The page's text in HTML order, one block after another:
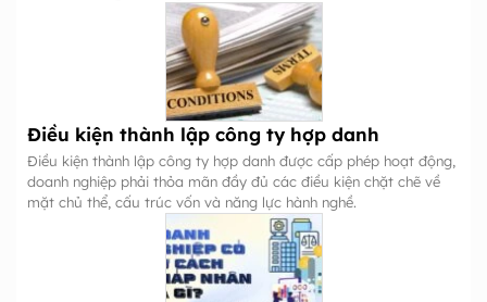
Điều kiện thành lập công ty hợp danh
Điều kiện thành lập công ty hợp danh được cấp phép hoạt động,
doanh nghiệp phải thỏa mãn đầy đủ các điều kiện chặt chẽ về
mặt chủ thể, cấu trúc vốn và năng lực hành nghề.